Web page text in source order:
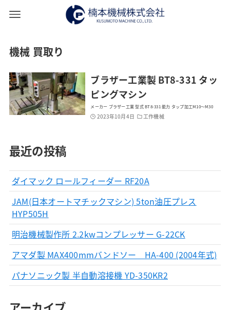
機械 買取り
ブラザー工業製 BT8-331 タッ
ピングマシン
メーカー ブラザー工業 型式 BT8-331 能力 タップ加工M10～M30
2023年10月4日 工作機械
最近の投稿
ダイマック ロールフィーダー RF20A
JAM(日本オートマチックマシン) 5ton油圧プレス
HYP505H
明治機械製作所 2.2kwコンプレッサー G-22CK
アマダ製 MAX400mmバンドソー HA-400 (2004年式)
パナソニック製 半自動溶接機 YD-350KR2